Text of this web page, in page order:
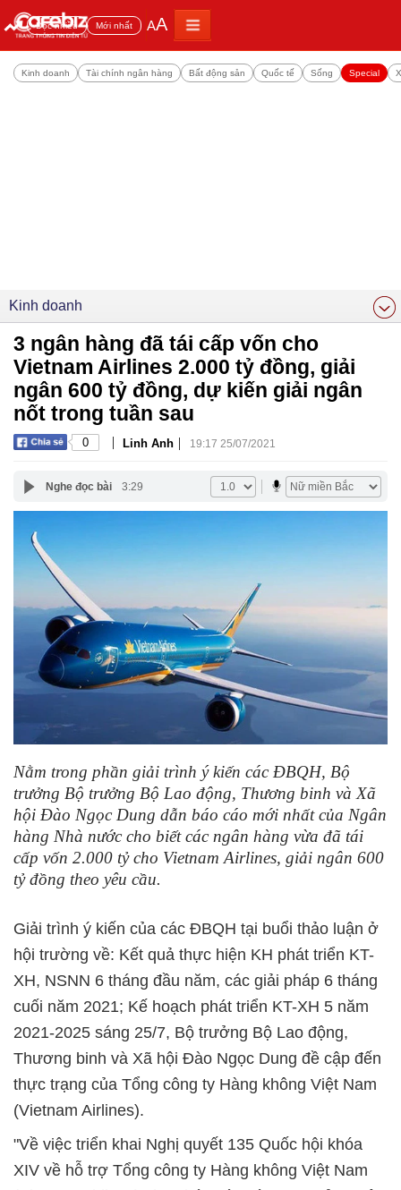
Đọc nhiều Mới nhất AA
Kinh doanh Tài chính ngân hàng Bất động sản Quốc tế Sống Special
Kinh doanh
3 ngân hàng đã tái cấp vốn cho
Vietnam Airlines 2.000 tỷ đồng, giải
ngân 600 tỷ đồng, dự kiến giải ngân
nốt trong tuần sau
0 | Linh Anh | 19:17 25/07/2021
Nghe đọc bài 3:29
Nằm trong phần giải trình ý kiến các ĐBQH, Bộ
trưởng Bộ trưởng Bộ Lao động, Thương binh và Xã
hội Đào Ngọc Dung dẫn báo cáo mới nhất của Ngân
hàng Nhà nước cho biết các ngân hàng vừa đã tái
cấp vốn 2.000 tỷ cho Vietnam Airlines, giải ngân 600
tỷ đồng theo yêu cầu.
Giải trình ý kiến của các ĐBQH tại buổi thảo luận ở
hội trường về: Kết quả thực hiện KH phát triển KT-
XH, NSNN 6 tháng đầu năm, các giải pháp 6 tháng
cuối năm 2021; Kế hoạch phát triển KT-XH 5 năm
2021-2025 sáng 25/7, Bộ trưởng Bộ Lao động,
Thương binh và Xã hội Đào Ngọc Dung đề cập đến
thực trạng của Tổng công ty Hàng không Việt Nam
(Vietnam Airlines).
"Về việc triển khai Nghị quyết 135 Quốc hội khóa
XIV về hỗ trợ Tổng công ty Hàng không Việt Nam